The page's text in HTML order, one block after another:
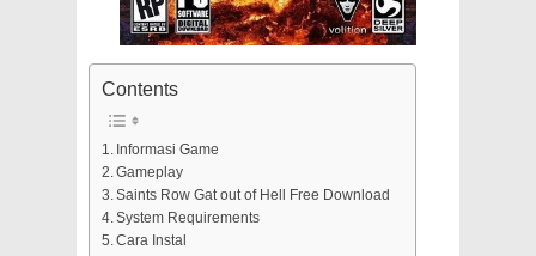
Contents
Informasi Game
Gameplay
Saints Row Gat out of Hell Free Download
System Requirements
Cara Instal